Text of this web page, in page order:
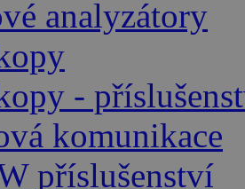
analyzátory
-
komunikace
příslušenství